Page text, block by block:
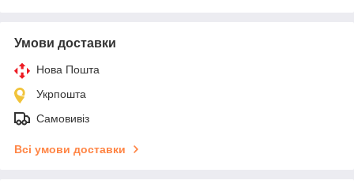
Умови доставки
Нова Пошта
Укрпошта
Самовивіз
Всі умови доставки